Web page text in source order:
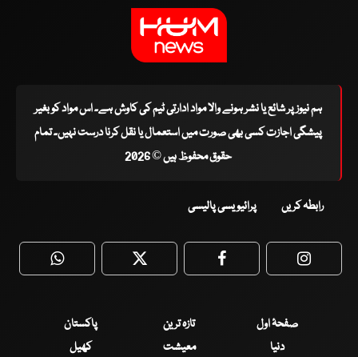
ہم نیوز پر شائع یا نشر ہونے والا مواد ادارتی ٹیم کی کاوش ہے۔ اس مواد کو بغیر
پیشگی اجازت کسی بھی صورت میں استعمال یا نقل کرنا درست نہیں۔ تمام
حقوق محفوظ ہیں © 2026
رابطہ کریں پرائیویسی پالیسی
WhatsApp Twitter Facebook
صفحۂ اول تازہ ترین
پاکستان
دنیا
معیشت
کھیل